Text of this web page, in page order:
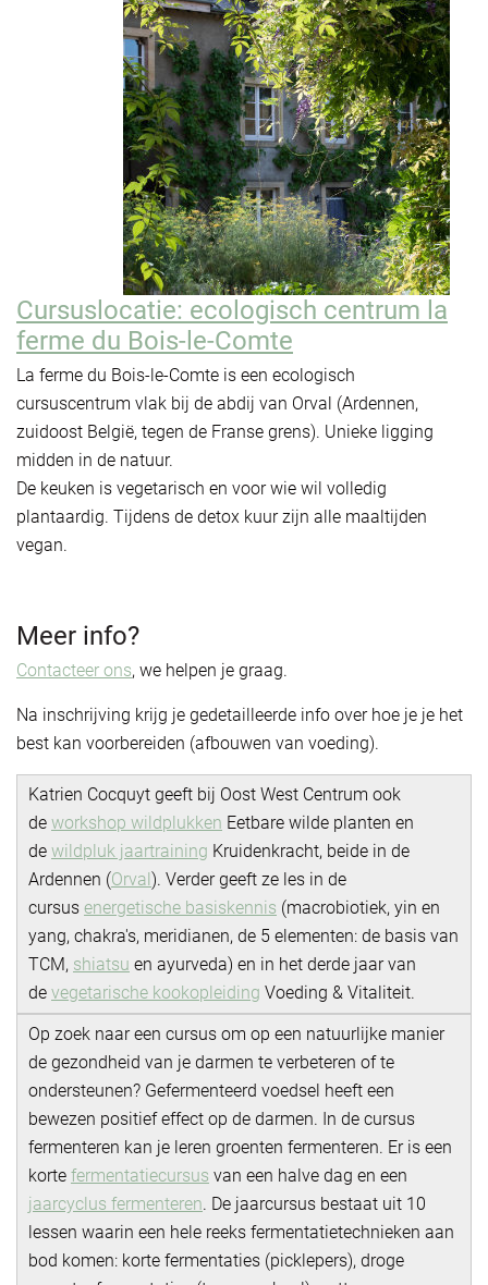
Cursuslocatie: ecologisch centrum la
ferme du Bois-le-Comte
La ferme du Bois-le-Comte is een ecologisch
cursuscentrum vlak bij de abdij van Orval (Ardennen,
zuidoost België, tegen de Franse grens). Unieke ligging
midden in de natuur.
De keuken is vegetarisch en voor wie wil volledig
plantaardig. Tijdens de detox kuur zijn alle maaltijden
vegan.
Meer info?
Contacteer ons, we helpen je graag.
Na inschrijving krijg je gedetailleerde info over hoe je je het
best kan voorbereiden (afbouwen van voeding).
Katrien Cocquyt geeft bij Oost West Centrum ook
de workshop wildplukken Eetbare wilde planten en
de wildpluk jaartraining Kruidenkracht, beide in de
Ardennen (Orval). Verder geeft ze les in de
cursus energetische basiskennis (macrobiotiek, yin en
yang, chakra's, meridianen, de 5 elementen: de basis van
TCM, shiatsu en ayurveda) en in het derde jaar van
de vegetarische kookopleiding Voeding & Vitaliteit.
Op zoek naar een cursus om op een natuurlijke manier
de gezondheid van je darmen te verbeteren of te
ondersteunen? Gefermenteerd voedsel heeft een
bewezen positief effect op de darmen. In de cursus
fermenteren kan je leren groenten fermenteren. Er is een
korte fermentatiecursus van een halve dag en een
jaarcyclus fermenteren. De jaarcursus bestaat uit 10
lessen waarin een hele reeks fermentatietechnieken aan
bod komen: korte fermentaties (picklepers), droge